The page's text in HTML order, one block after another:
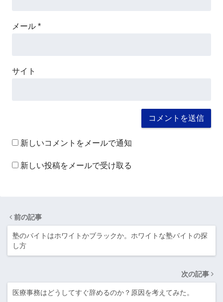
メール *
サイト
新しいコメントをメールで通知
新しい投稿をメールで受け取る
前の記事
塾のバイトはホワイトかブラックか。ホワイトな塾バイトの探
し方
次の記事
医療事務はどうしてすぐ辞めるのか？原因を考えてみた。